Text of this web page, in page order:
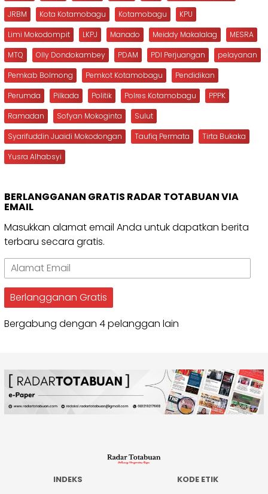
JRBM
Kota Kotamobagu Kotamobagu
KPU
Limi Mokodompit
LKPJ Manado Meiddy Makalalag
MESRA
MTQ
Olly Dondokambey PDAM PDI Perjuangan
pelayanan
Pemkab Bolmong
Pemkot Kotamobagu
Pendidikan
Perumda
Pilkada Politik Polres Kotamobagu
PPPK
Ramadan
Sofyan Mokoginta
Sulut
Syarifuddin Juaidi Mokodongan
Taufiq Permata
Tirta Bukaka
Yusra Alhabsyi
BERLANGGANAN GRATIS RADAR TOTABUAN VIA
EMAIL
Masukkan alamat email Anda untuk dapatkan berita
terbaru secara gratis.
Alamat
Email
Berlangganan Gratis
Bergabung dengan 4 pelanggan lain
INDEKS
KODE ETIK